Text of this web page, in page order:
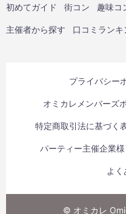
初めてガイド 街コン 趣味コ
主催者から探す 口コミランキ
プライバシー
オミカレメンバーズ
特定商取引法に基づく
パーティー主催企業様
よ
© オミカレ